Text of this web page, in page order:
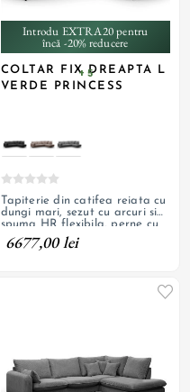
Introdu EXTRA20 pentru
încă -20% reducere
COLTAR FIX DREAPTA L
VERDE PRINCESS
+ 5
Tapiterie din catifea reiata cu
dungi mari, sezut cu arcuri si
spuma HR flexibila, perne cu
fermoar, picioare metalice
decorative
6677,00 lei